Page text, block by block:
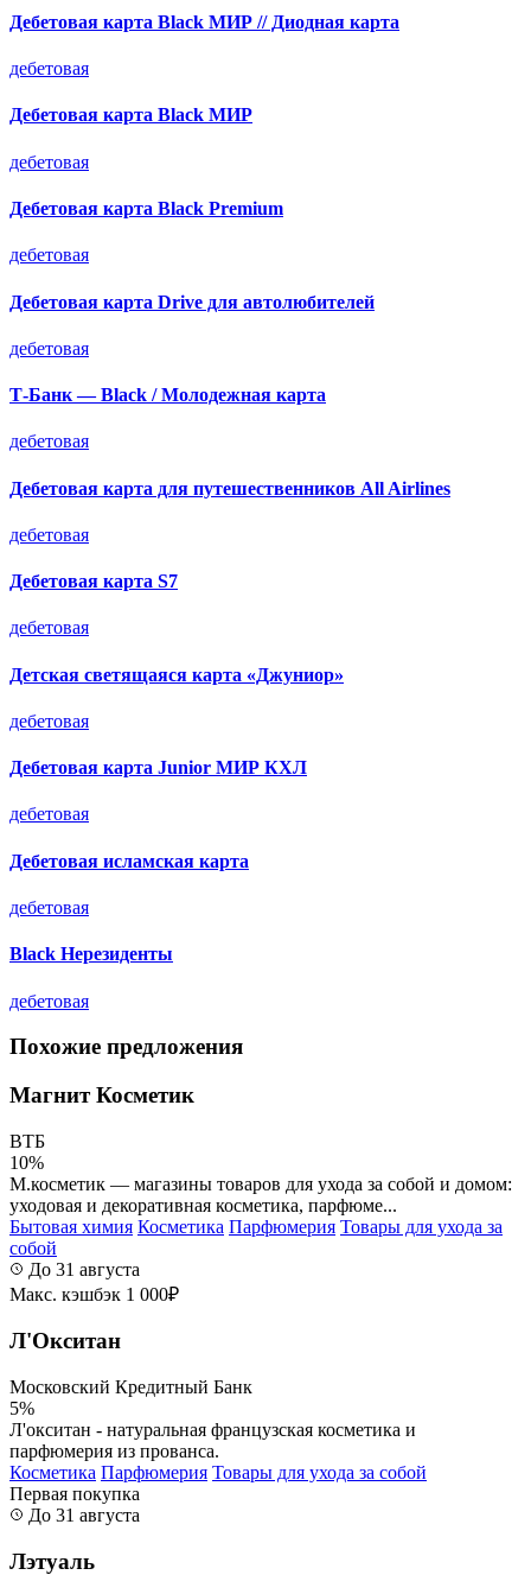
Дебетовая карта Black МИР // Диодная карта
дебетовая
Дебетовая карта Black МИР
дебетовая
Дебетовая карта Black Premium
дебетовая
Дебетовая карта Drive для автолюбителей
дебетовая
Т-Банк — Black / Молодежная карта
дебетовая
Дебетовая карта для путешественников All Airlines
дебетовая
Дебетовая карта S7
дебетовая
Детская светящаяся карта «Джуниор»
дебетовая
Дебетовая карта Junior МИР КХЛ
дебетовая
Дебетовая исламская карта
дебетовая
Black Нерезиденты
дебетовая
Похожие предложения
Магнит Косметик
ВТБ
10%
М.косметик — магазины товаров для ухода за собой и домом:
уходовая и декоративная косметика, парфюме...
Бытовая химия Косметика Парфюмерия Товары для ухода за
собой
До 31 августа
Макс. кэшбэк 1 000₽
Л'Окситан
Московский Кредитный Банк
5%
Л'окситан - натуральная французская косметика и
парфюмерия из прованса.
Косметика Парфюмерия Товары для ухода за собой
Первая покупка
До 31 августа
Лэтуаль